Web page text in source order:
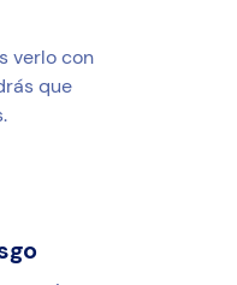
verlo con
que